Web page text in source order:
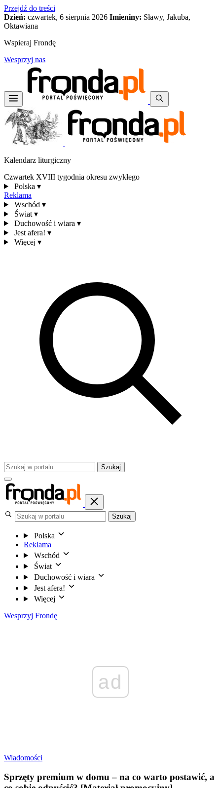
Przejdź do treści
Dzień: czwartek, 6 sierpnia 2026 Imieniny: Sławy, Jakuba,
Oktawiana
Wspieraj Frondę
Wesprzyj nas
Kalendarz liturgiczny
Czwartek XVIII tygodnia okresu zwykłego
Polska ▾
Reklama
Wschód ▾
Świat ▾
Duchowość i wiara ▾
Jest afera! ▾
Więcej ▾
Szukaj
Szukaj
Polska
Reklama
Wschód
Świat
Duchowość i wiara
Jest afera!
Więcej
Wesprzyj Frondę
ad
Wiadomości
Sprzęty premium w domu – na co warto postawić, a